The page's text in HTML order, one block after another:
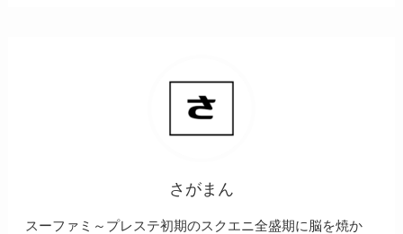
さがまん
スーファミ～プレステ初期のスクエニ全盛期に脳を焼か